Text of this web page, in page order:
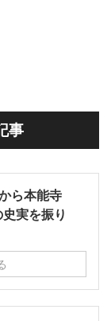
事
ら本能寺
実を振り